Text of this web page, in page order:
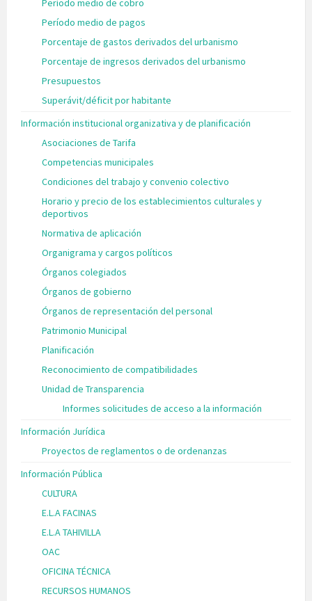
Período medio de cobro
Período medio de pagos
Porcentaje de gastos derivados del urbanismo
Porcentaje de ingresos derivados del urbanismo
Presupuestos
Superávit/déficit por habitante
Información institucional organizativa y de planificación
Asociaciones de Tarifa
Competencias municipales
Condiciones del trabajo y convenio colectivo
Horario y precio de los establecimientos culturales y
deportivos
Normativa de aplicación
Organigrama y cargos políticos
Órganos colegiados
Órganos de gobierno
Órganos de representación del personal
Patrimonio Municipal
Planificación
Reconocimiento de compatibilidades
Unidad de Transparencia
Informes solicitudes de acceso a la información
Información Jurídica
Proyectos de reglamentos o de ordenanzas
Información Pública
CULTURA
E.L.A FACINAS
E.L.A TAHIVILLA
OAC
OFICINA TÉCNICA
RECURSOS HUMANOS